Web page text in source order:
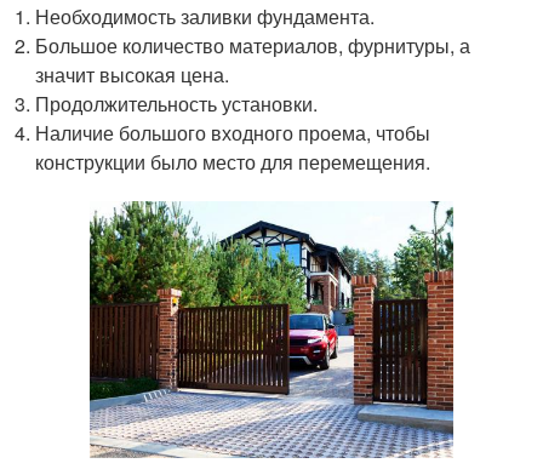
Необходимость заливки фундамента.
Большое количество материалов, фурнитуры, а
значит высокая цена.
Продолжительность установки.
Наличие большого входного проема, чтобы
конструкции было место для перемещения.